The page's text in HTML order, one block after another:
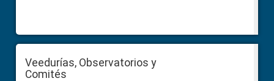
Veedurías, Observatorios y
Comités